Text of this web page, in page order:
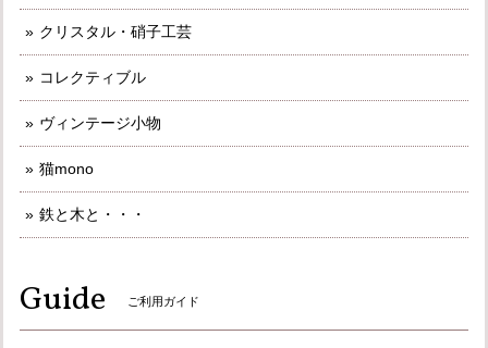
クリスタル・硝子工芸
コレクティブル
ヴィンテージ小物
猫mono
鉄と木と・・・
Guide ご利用ガイド